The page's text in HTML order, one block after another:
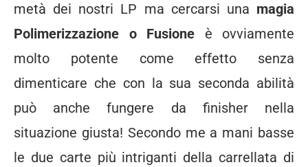
metà dei nostri LP ma cercarsi una magia
Polimerizzazione o Fusione è ovviamente
molto potente come effetto senza
dimenticare che con la sua seconda abilità
può anche fungere da finisher nella
situazione giusta! Secondo me a mani basse
le due carte più intriganti della carrellata di